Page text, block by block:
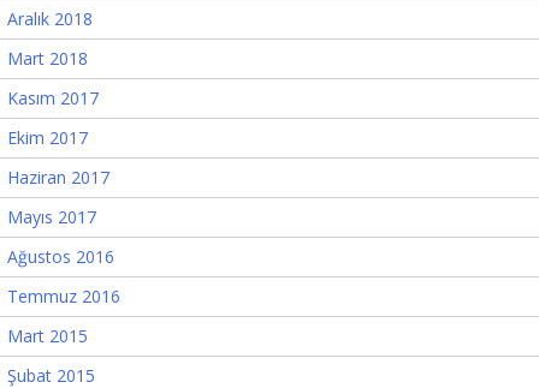
Aralık 2018
Mart 2018
Kasım 2017
Ekim 2017
Haziran 2017
Mayıs 2017
Ağustos 2016
Temmuz 2016
Mart 2015
Şubat 2015